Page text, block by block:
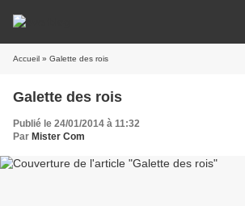
Accueil » Galette des rois
Galette des rois
Publié le 24/01/2014 à 11:32
Par Mister Com